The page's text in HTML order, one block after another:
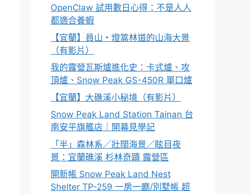
OpenClaw 試用數日心得：不是人人
都適合養蝦
【宜蘭】員山・燈篙林道的山海大景
（有影片）
我的露營瓦斯爐進化史：卡式爐、攻
頂爐、Snow Peak GS-450R 單口爐
【宜蘭】大礁溪小秘境（有影片）
Snow Peak Land Station Tainan 台
南安平旗艦店｜開幕見學記
「半」森林系／壯闊海景／眩目夜
景：宜蘭礁溪 杉林奇蹟 露營區
開新帳 Snow Peak Land Nest
Shelter TP-259 一房一廳/別墅帳 超